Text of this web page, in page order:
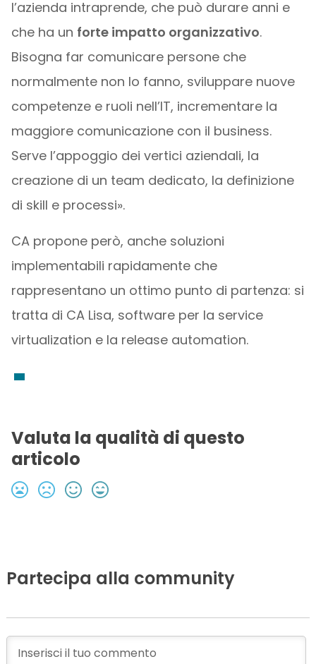
l’azienda intraprende, che può durare anni e
che ha un forte impatto organizzativo.
Bisogna far comunicare persone che
normalmente non lo fanno, sviluppare nuove
competenze e ruoli nell’IT, incrementare la
maggiore comunicazione con il business.
Serve l’appoggio dei vertici aziendali, la
creazione di un team dedicato, la definizione
di skill e processi».
CA propone però, anche soluzioni
implementabili rapidamente che
rappresentano un ottimo punto di partenza: si
tratta di CA Lisa, software per la service
virtualization e la release automation.
Valuta la qualità di questo
articolo
Partecipa alla community